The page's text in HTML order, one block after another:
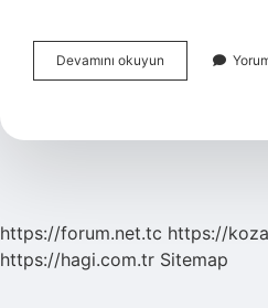
Devamını okuyun Kadıköy
Acıbadem
Gider
https://forum.net.tc https://
https://hagi.com.tr Sitemap